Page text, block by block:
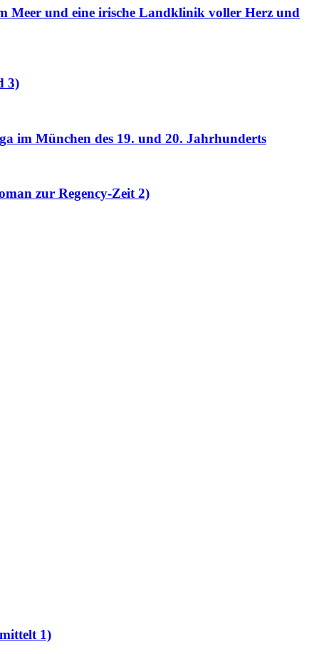
Meer und eine irische Landklinik voller Herz und
3)
im München des 19. und 20. Jahrhunderts
zur Regency-Zeit 2)
1)